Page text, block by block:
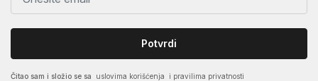
Potvrdi
Čitao sam i složio se sa uslovima korišćenja i pravilima privatnosti